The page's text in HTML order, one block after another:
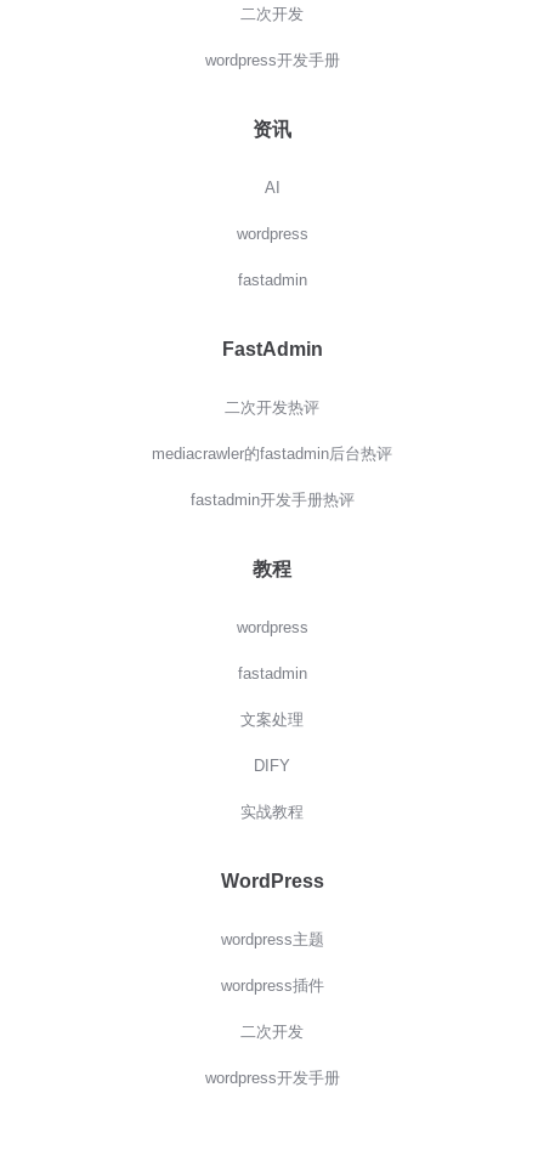
二次开发
wordpress开发手册
资讯
AI
wordpress
fastadmin
FastAdmin
二次开发热评
mediacrawler的fastadmin后台热评
fastadmin开发手册热评
教程
wordpress
fastadmin
文案处理
DIFY
实战教程
WordPress
wordpress主题
wordpress插件
二次开发
wordpress开发手册